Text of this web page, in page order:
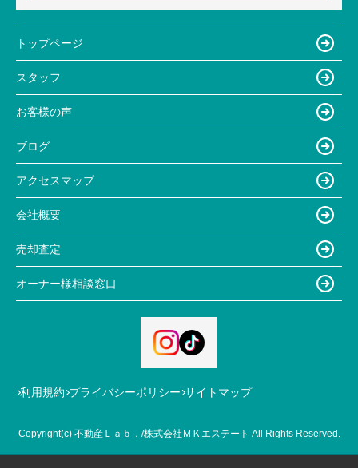
トップページ
スタッフ
お客様の声
ブログ
アクセスマップ
会社概要
売却査定
オーナー様相談窓口
利用規約 プライバシーポリシー サイトマップ
Copyright(c) 不動産Ｌａｂ．/株式会社ＭＫエステート All Rights Reserved.